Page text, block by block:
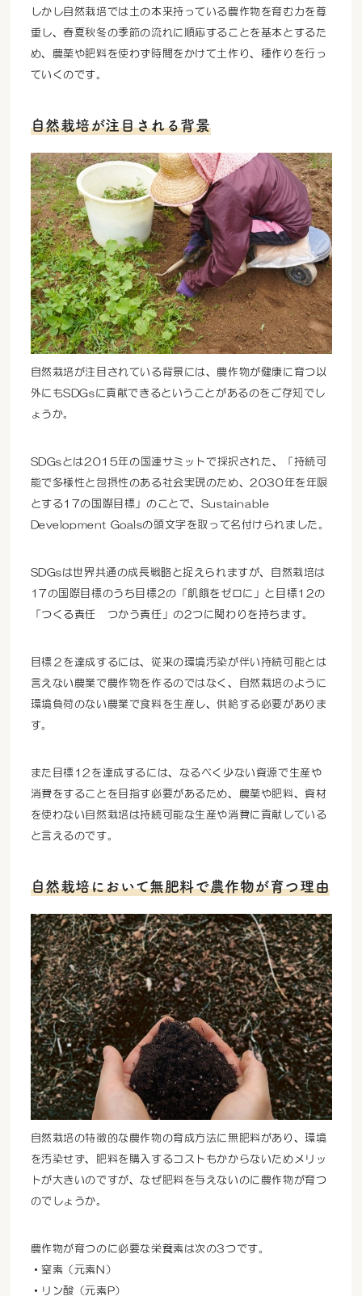
しかし自然栽培では土の本来持っている農作物を育む力を尊
重し、春夏秋冬の季節の流れに順応することを基本とするた
め、農薬や肥料を使わず時間をかけて土作り、種作りを行っ
ていくのです。
自然栽培が注目される背景
自然栽培が注目されている背景には、農作物が健康に育つ以
外にもSDGsに貢献できるということがあるのをご存知でし
ょうか。
SDGsとは2015年の国連サミットで採択された、「持続可
能で多様性と包摂性のある社会実現のため、2030年を年限
とする17の国際目標」のことで、Sustainable
Development Goalsの頭文字を取って名付けられました。
SDGsは世界共通の成長戦略と捉えられますが、自然栽培は
17の国際目標のうち目標2の「飢餓をゼロに」と目標12の
「つくる責任 つかう責任」の2つに関わりを持ちます。
目標２を達成するには、従来の環境汚染が伴い持続可能とは
言えない農業で農作物を作るのではなく、自然栽培のように
環境負荷のない農業で食料を生産し、供給する必要がありま
す。
また目標12を達成するには、なるべく少ない資源で生産や
消費をすることを目指す必要があるため、農薬や肥料、資材
を使わない自然栽培は持続可能な生産や消費に貢献している
と言えるのです。
自然栽培において無肥料で農作物が育つ理由
自然栽培の特徴的な農作物の育成方法に無肥料があり、環境
を汚染せず、肥料を購入するコストもかからないためメリッ
トが大きいのですが、なぜ肥料を与えないのに農作物が育つ
のでしょうか。
農作物が育つのに必要な栄養素は次の3つです。
・窒素（元素N）
・リン酸（元素P）